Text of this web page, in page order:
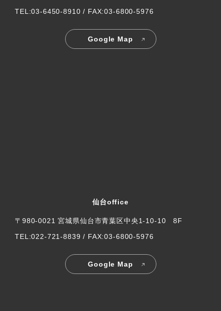
TEL:03-6450-8910 / FAX:03-6800-5976
Google Map
仙台office
〒980-0021 宮城県仙台市青葉区中央1-10-10 8F
TEL:022-721-8839 / FAX:03-6800-5976
Google Map